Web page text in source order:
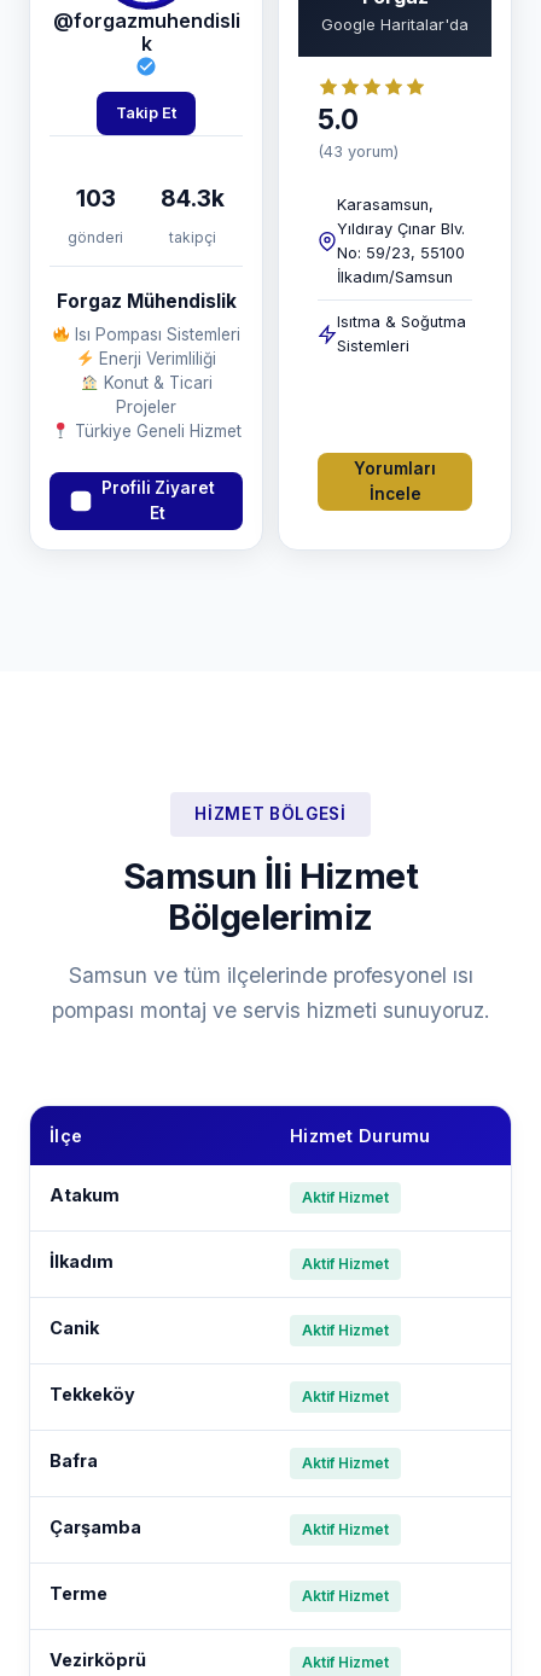
@forgazmuhendisli
k
Takip Et
103
gönderi
84.3k
takipçi
Forgaz Mühendislik
Isı Pompası Sistemleri
Enerji Verimliliği
Konut & Ticari
Projeler
Türkiye Geneli Hizmet
Profili Ziyaret
Et
Google Haritalar'da
5.0
(43 yorum)
Karasamsun,
Yıldıray Çınar Blv.
No: 59/23, 55100
İlkadım/Samsun
Isıtma & Soğutma
Sistemleri
Yorumları
İncele
HIZMET BÖLGESI
Samsun İli Hizmet
Bölgelerimiz
Samsun ve tüm ilçelerinde profesyonel ısı
pompası montaj ve servis hizmeti sunuyoruz.
İlçe Hizmet Durumu
Atakum Aktif Hizmet
İlkadım Aktif Hizmet
Canik Aktif Hizmet
Tekkeköy Aktif Hizmet
Bafra Aktif Hizmet
Çarşamba Aktif Hizmet
Terme Aktif Hizmet
Vezirköprü Aktif Hizmet